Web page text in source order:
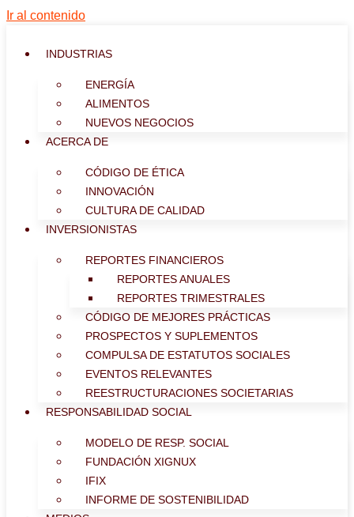
Ir al contenido
INDUSTRIAS
ENERGÍA
ALIMENTOS
NUEVOS NEGOCIOS
ACERCA DE
CÓDIGO DE ÉTICA
INNOVACIÓN
CULTURA DE CALIDAD
INVERSIONISTAS
REPORTES FINANCIEROS
REPORTES ANUALES
REPORTES TRIMESTRALES
CÓDIGO DE MEJORES PRÁCTICAS
PROSPECTOS Y SUPLEMENTOS
COMPULSA DE ESTATUTOS SOCIALES
EVENTOS RELEVANTES
REESTRUCTURACIONES SOCIETARIAS
RESPONSABILIDAD SOCIAL
MODELO DE RESP. SOCIAL
FUNDACIÓN XIGNUX
IFIX
INFORME DE SOSTENIBILIDAD